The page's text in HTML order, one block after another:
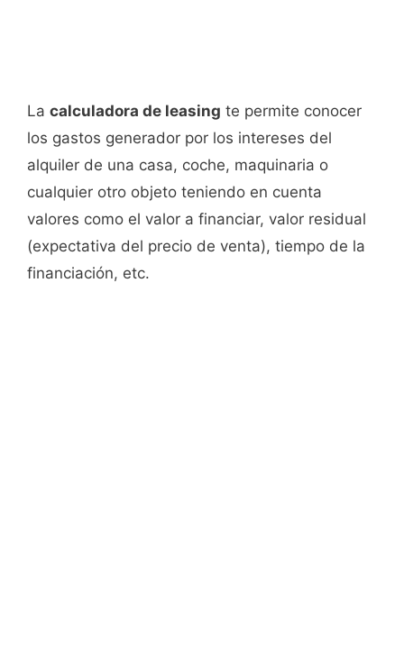
La calculadora de leasing te permite conocer
los gastos generador por los intereses del
alquiler de una casa, coche, maquinaria o
cualquier otro objeto teniendo en cuenta
valores como el valor a financiar, valor residual
(expectativa del precio de venta), tiempo de la
financiación, etc.